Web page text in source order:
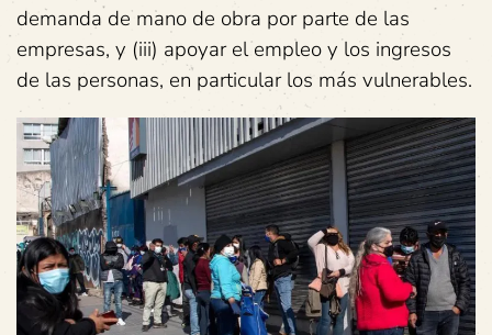
demanda de mano de obra por parte de las
empresas, y (iii) apoyar el empleo y los ingresos
de las personas, en particular los más vulnerables.